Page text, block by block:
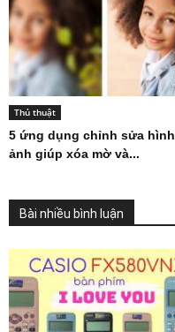
Thủ thuật
5 ứng dụng chỉnh sửa hình
ảnh giúp xóa mờ và...
Bài nhiều bình luận